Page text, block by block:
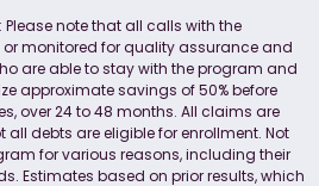
: Please note that all calls with the
monitored for quality assurance and
are able to stay with the program and
approximate savings of 50% before
over 24 to 48 months. All claims are
all debts are eligible for enrollment. Not
for various reasons, including their
Estimates based on prior results, which